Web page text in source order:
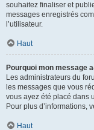
souhaitez finaliser et
messages enregistrés
l’utilisateur.
Haut
Pourquoi mon message
Les administrateurs du
les messages que vous
vous ayez été placé dans
Pour plus d’informations,
Haut